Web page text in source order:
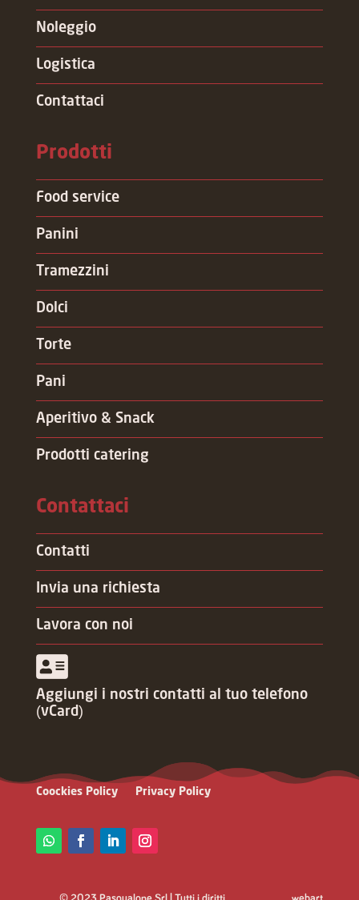
Noleggio
Logistica
Contattaci
Prodotti
Food service
Panini
Tramezzini
Dolci
Torte
Pani
Aperitivo & Snack
Prodotti catering
Contattaci
Contatti
Invia una richiesta
Lavora con noi
Aggiungi i nostri contatti al tuo telefono
(vCard)
Coockies Policy Privacy Policy